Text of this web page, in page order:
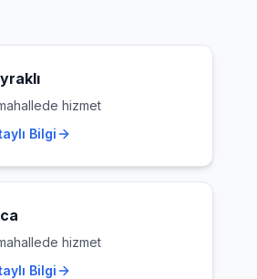
hizmet
Bilgi
hizmet
Bilgi